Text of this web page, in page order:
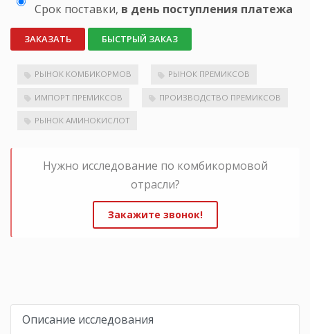
Срок поставки, в день поступления платежа
ЗАКАЗАТЬ БЫСТРЫЙ ЗАКАЗ
РЫНОК КОМБИКОРМОВ РЫНОК ПРЕМИКСОВ
ИМПОРТ ПРЕМИКСОВ ПРОИЗВОДСТВО ПРЕМИКСОВ
РЫНОК АМИНОКИСЛОТ
Нужно исследование по комбикормовой
отрасли?
Закажите звонок!
Описание исследования